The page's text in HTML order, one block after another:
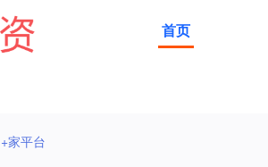
首页
+家平台